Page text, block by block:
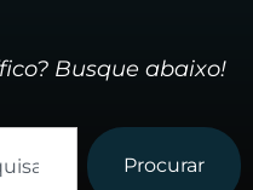
Busque abaixo!
Procurar